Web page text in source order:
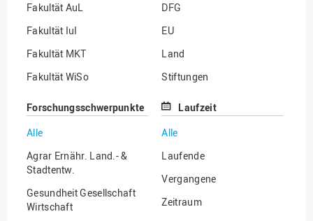
Fakultät AuL
Fakultät IuI
Fakultät MKT
Fakultät WiSo
DFG
EU
Land
Stiftungen
Sonstige
Forschungsschwerpunkte
Alle
Agrar Ernähr. Land.- &
Stadtentw.
Gesundheit Gesellschaft
Wirtschaft
Laufzeit
Alle
Laufende
Vergangene
Zeitraum